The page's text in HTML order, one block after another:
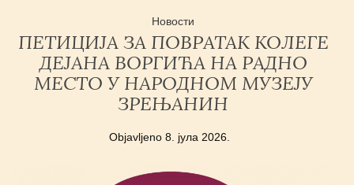
Новости
ПЕТИЦИЈА ЗА ПОВРАТАК КОЛЕГЕ
ДЕЈАНА ВОРГИЋА НА РАДНО
МЕСТО У НАРОДНОМ МУЗЕЈУ
ЗРЕЊАНИН
Objavljeno 8. јула 2026.